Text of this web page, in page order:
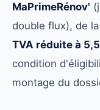
MaPrimeRénov'
double flux), de la
TVA réduite à 5,5
condition
montage du